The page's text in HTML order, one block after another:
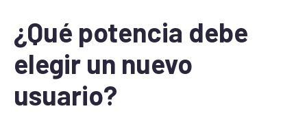
¿Qué potencia debe
elegir un nuevo
usuario?